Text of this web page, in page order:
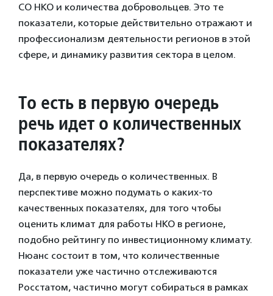
СО НКО и количества добровольцев. Это те
показатели, которые действительно отражают и
профессионализм деятельности регионов в этой
сфере, и динамику развития сектора в целом.
То есть в первую очередь
речь идет о количественных
показателях?
Да, в первую очередь о количественных. В
перспективе можно подумать о каких-то
качественных показателях, для того чтобы
оценить климат для работы НКО в регионе,
подобно рейтингу по инвестиционному климату.
Нюанс состоит в том, что количественные
показатели уже частично отслеживаются
Росстатом, частично могут собираться в рамках